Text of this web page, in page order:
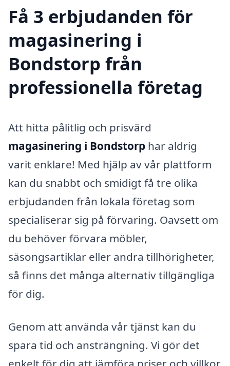
Få 3 erbjudanden för
magasinering i
Bondstorp från
professionella företag
Att hitta pålitlig och prisvärd
magasinering i Bondstorp har aldrig
varit enklare! Med hjälp av vår plattform
kan du snabbt och smidigt få tre olika
erbjudanden från lokala företag som
specialiserar sig på förvaring. Oavsett om
du behöver förvara möbler,
säsongsartiklar eller andra tillhörigheter,
så finns det många alternativ tillgängliga
för dig.
Genom att använda vår tjänst kan du
spara tid och ansträngning. Vi gör det